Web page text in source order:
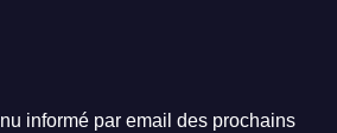
informé par email des prochains